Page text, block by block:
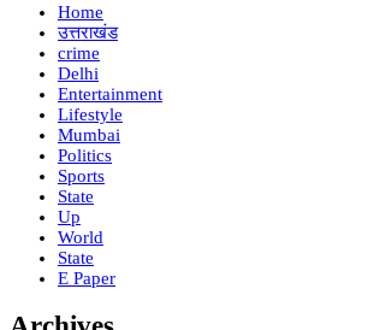
Home
उत्तराखंड
crime
Delhi
Entertainment
Lifestyle
Mumbai
Politics
Sports
State
Up
World
State
E Paper